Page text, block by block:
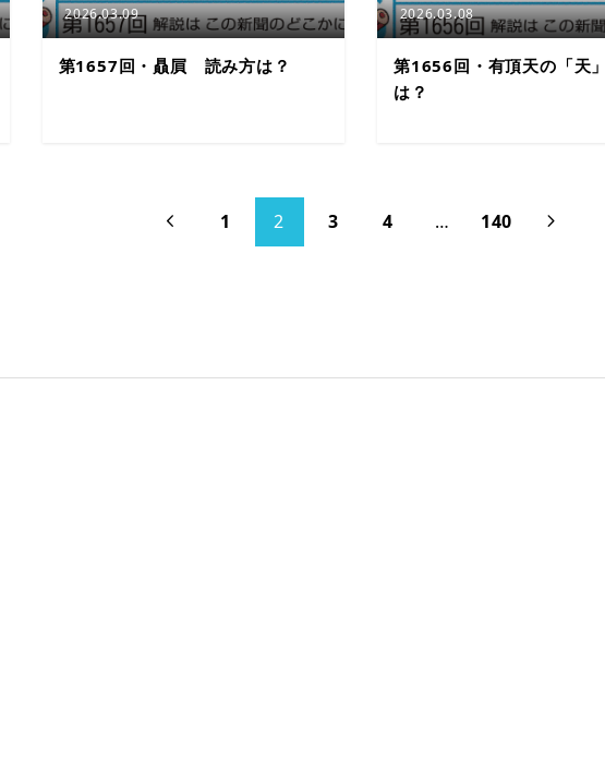
2026.03.09
第1657回・贔屓 読み方は？
2026.03.08
第1656回・有頂天の「天
は？
 1 2 3 4 … 140 